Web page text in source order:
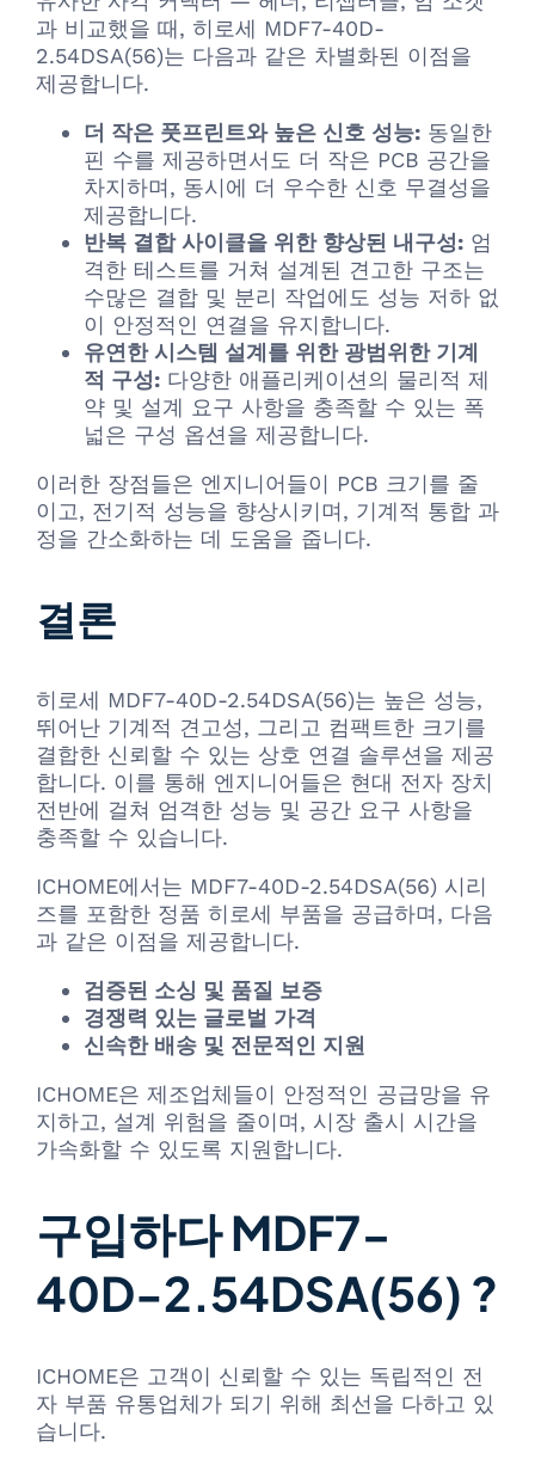
과 비교했을 때, 히로세 MDF7-40D-
2.54DSA(56)는 다음과 같은 차별화된 이점을
제공합니다.
더 작은 풋프린트와 높은 신호 성능: 동일한
핀 수를 제공하면서도 더 작은 PCB 공간을
차지하며, 동시에 더 우수한 신호 무결성을
제공합니다.
반복 결합 사이클을 위한 향상된 내구성: 엄
격한 테스트를 거쳐 설계된 견고한 구조는
수많은 결합 및 분리 작업에도 성능 저하 없
이 안정적인 연결을 유지합니다.
유연한 시스템 설계를 위한 광범위한 기계
적 구성: 다양한 애플리케이션의 물리적 제
약 및 설계 요구 사항을 충족할 수 있는 폭
넓은 구성 옵션을 제공합니다.
이러한 장점들은 엔지니어들이 PCB 크기를 줄
이고, 전기적 성능을 향상시키며, 기계적 통합 과
정을 간소화하는 데 도움을 줍니다.
결론
히로세 MDF7-40D-2.54DSA(56)는 높은 성능,
뛰어난 기계적 견고성, 그리고 컴팩트한 크기를
결합한 신뢰할 수 있는 상호 연결 솔루션을 제공
합니다. 이를 통해 엔지니어들은 현대 전자 장치
전반에 걸쳐 엄격한 성능 및 공간 요구 사항을
충족할 수 있습니다.
ICHOME에서는 MDF7-40D-2.54DSA(56) 시리
즈를 포함한 정품 히로세 부품을 공급하며, 다음
과 같은 이점을 제공합니다.
검증된 소싱 및 품질 보증
경쟁력 있는 글로벌 가격
신속한 배송 및 전문적인 지원
ICHOME은 제조업체들이 안정적인 공급망을 유
지하고, 설계 위험을 줄이며, 시장 출시 시간을
가속화할 수 있도록 지원합니다.
구입하다 MDF7-
40D-2.54DSA(56) ?
ICHOME은 고객이 신뢰할 수 있는 독립적인 전
자 부품 유통업체가 되기 위해 최선을 다하고 있
습니다.